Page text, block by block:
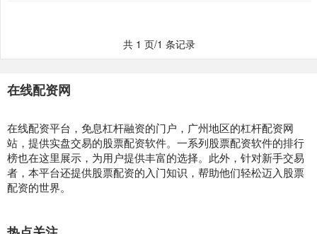
共 1 页/1 条记录
在线配资网
在线配资平台，免息杠杆融资的门户，广州地区的杠杆配资网
站，提供实盘交易的股票配资软件。一系列股票配资软件的排行
榜也在这里展示，为用户提供丰富的选择。此外，针对新手交易
者，本平台还提供股票配资的入门知识，帮助他们轻松迈入股票
配资的世界。